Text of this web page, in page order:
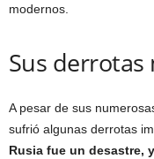
modernos.
Sus derrotas
A pesar de sus
sufrió algunas derrotas
Rusia fue un desastre,